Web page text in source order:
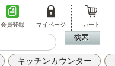
会員登録 マイページ カート
キッチンカウンター